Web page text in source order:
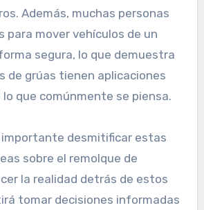
Además, muchas personas
para mover vehículos de un
segura, lo que demuestra
de grúas tienen aplicaciones
lo que comúnmente se piensa.
importante desmitificar estas
sobre el remolque de
la realidad detrás de estos
tomar decisiones informadas